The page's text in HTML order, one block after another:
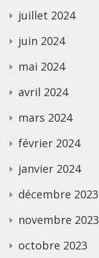
juillet 2024
juin 2024
mai 2024
avril 2024
mars 2024
février 2024
janvier 2024
décembre 2023
novembre 2023
octobre 2023